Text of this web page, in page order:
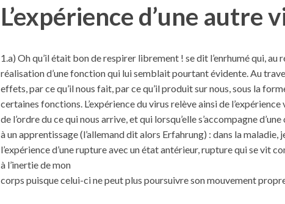
L’expérience d’une autre
1.a) Oh qu’il était bon de respirer librement ! se dit l’enrhumé qui, au
réalisation d’une fonction qui lui semblait pourtant évidente. Au
effets, par ce qu’il nous fait, par ce qu’il produit sur nous, sous la
certaines fonctions. L’expérience du virus relève ainsi de
de l’ordre du ce qui nous arrive, et qui lorsqu’elle s’accompagne
à un apprentissage (l’allemand dit alors Erfahrung) : dans la
l’expérience d’une rupture avec un état antérieur, rupture qui se vit
à l’inertie de mon
corps puisque celui-ci ne peut plus poursuivre son mouvement